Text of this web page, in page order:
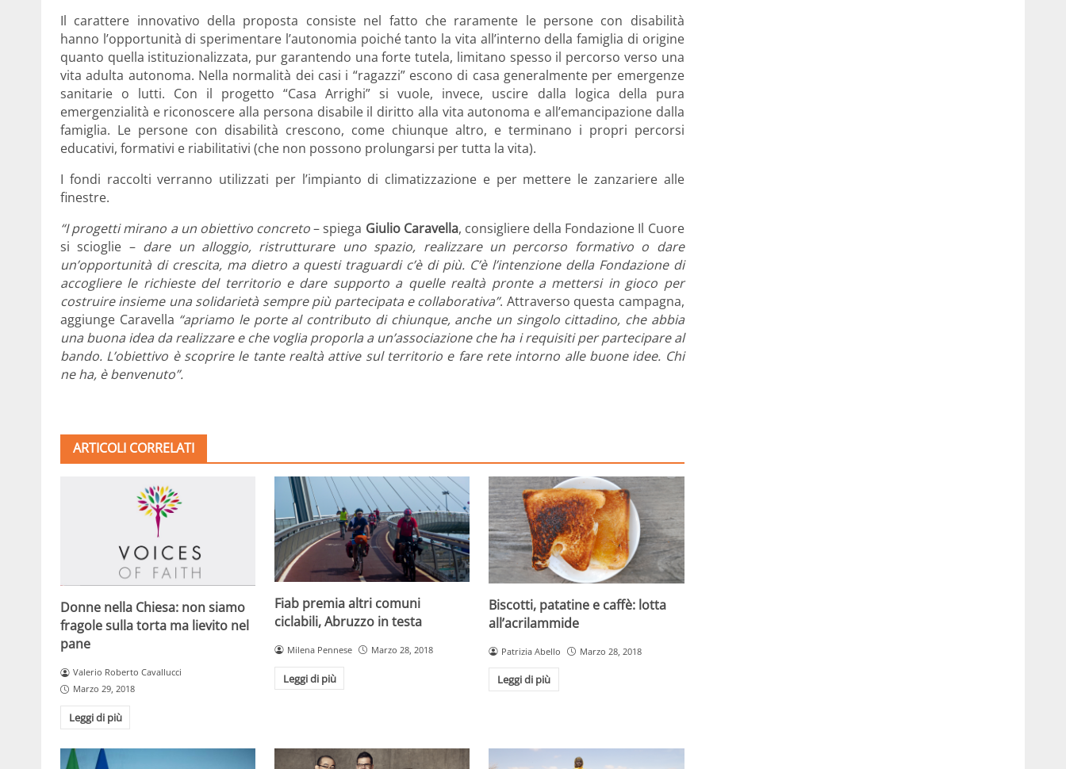
Il carattere innovativo della proposta consiste nel fatto che raramente le persone con disabilità
hanno l’opportunità di sperimentare l’autonomia poiché tanto la vita all’interno della famiglia di origine
quanto quella istituzionalizzata, pur garantendo una forte tutela, limitano spesso il percorso verso una
vita adulta autonoma. Nella normalità dei casi i “ragazzi” escono di casa generalmente per emergenze
sanitarie o lutti. Con il progetto “Casa Arrighi” si vuole, invece, uscire dalla logica della pura
emergenzialità e riconoscere alla persona disabile il diritto alla vita autonoma e all’emancipazione dalla
famiglia. Le persone con disabilità crescono, come chiunque altro, e terminano i propri percorsi
educativi, formativi e riabilitativi (che non possono prolungarsi per tutta la vita).
I fondi raccolti verranno utilizzati per l’impianto di climatizzazione e per mettere le zanzariere alle
finestre.
“I progetti mirano a un obiettivo concreto– spiega Giulio Caravella, consigliere della Fondazione Il Cuore
si scioglie – dare un alloggio, ristrutturare uno spazio, realizzare un percorso formativo o dare
un’opportunità di crescita, ma dietro a questi traguardi c’è di più. C’è l’intenzione della Fondazione di
accogliere le richieste del territorio e dare supporto a quelle realtà pronte a mettersi in gioco per
costruire insieme una solidarietà sempre più partecipata e collaborativa”. Attraverso questa campagna,
aggiunge Caravella “apriamo le porte al contributo di chiunque, anche un singolo cittadino, che abbia
una buona idea da realizzare e che voglia proporla a un’associazione che ha i requisiti per partecipare al
bando. L’obiettivo è scoprire le tante realtà attive sul territorio e fare rete intorno alle buone idee. Chi
ne ha, è benvenuto”.
ARTICOLI CORRELATI
Donne nella Chiesa: non siamo
fragole sulla torta ma lievito nel
pane
Valerio Roberto Cavallucci
Marzo 29, 2018
Leggi di più
Fiab premia altri comuni
ciclabili, Abruzzo in testa
Milena Pennese Marzo 28, 2018
Leggi di più
Biscotti, patatine e caffè: lotta
all’acrilammide
Patrizia Abello Marzo 28, 2018
Leggi di più